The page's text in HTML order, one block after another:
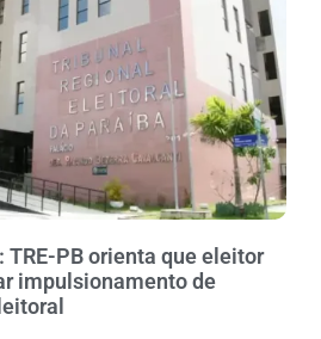
TRE-PB orienta que eleitor
impulsionamento de